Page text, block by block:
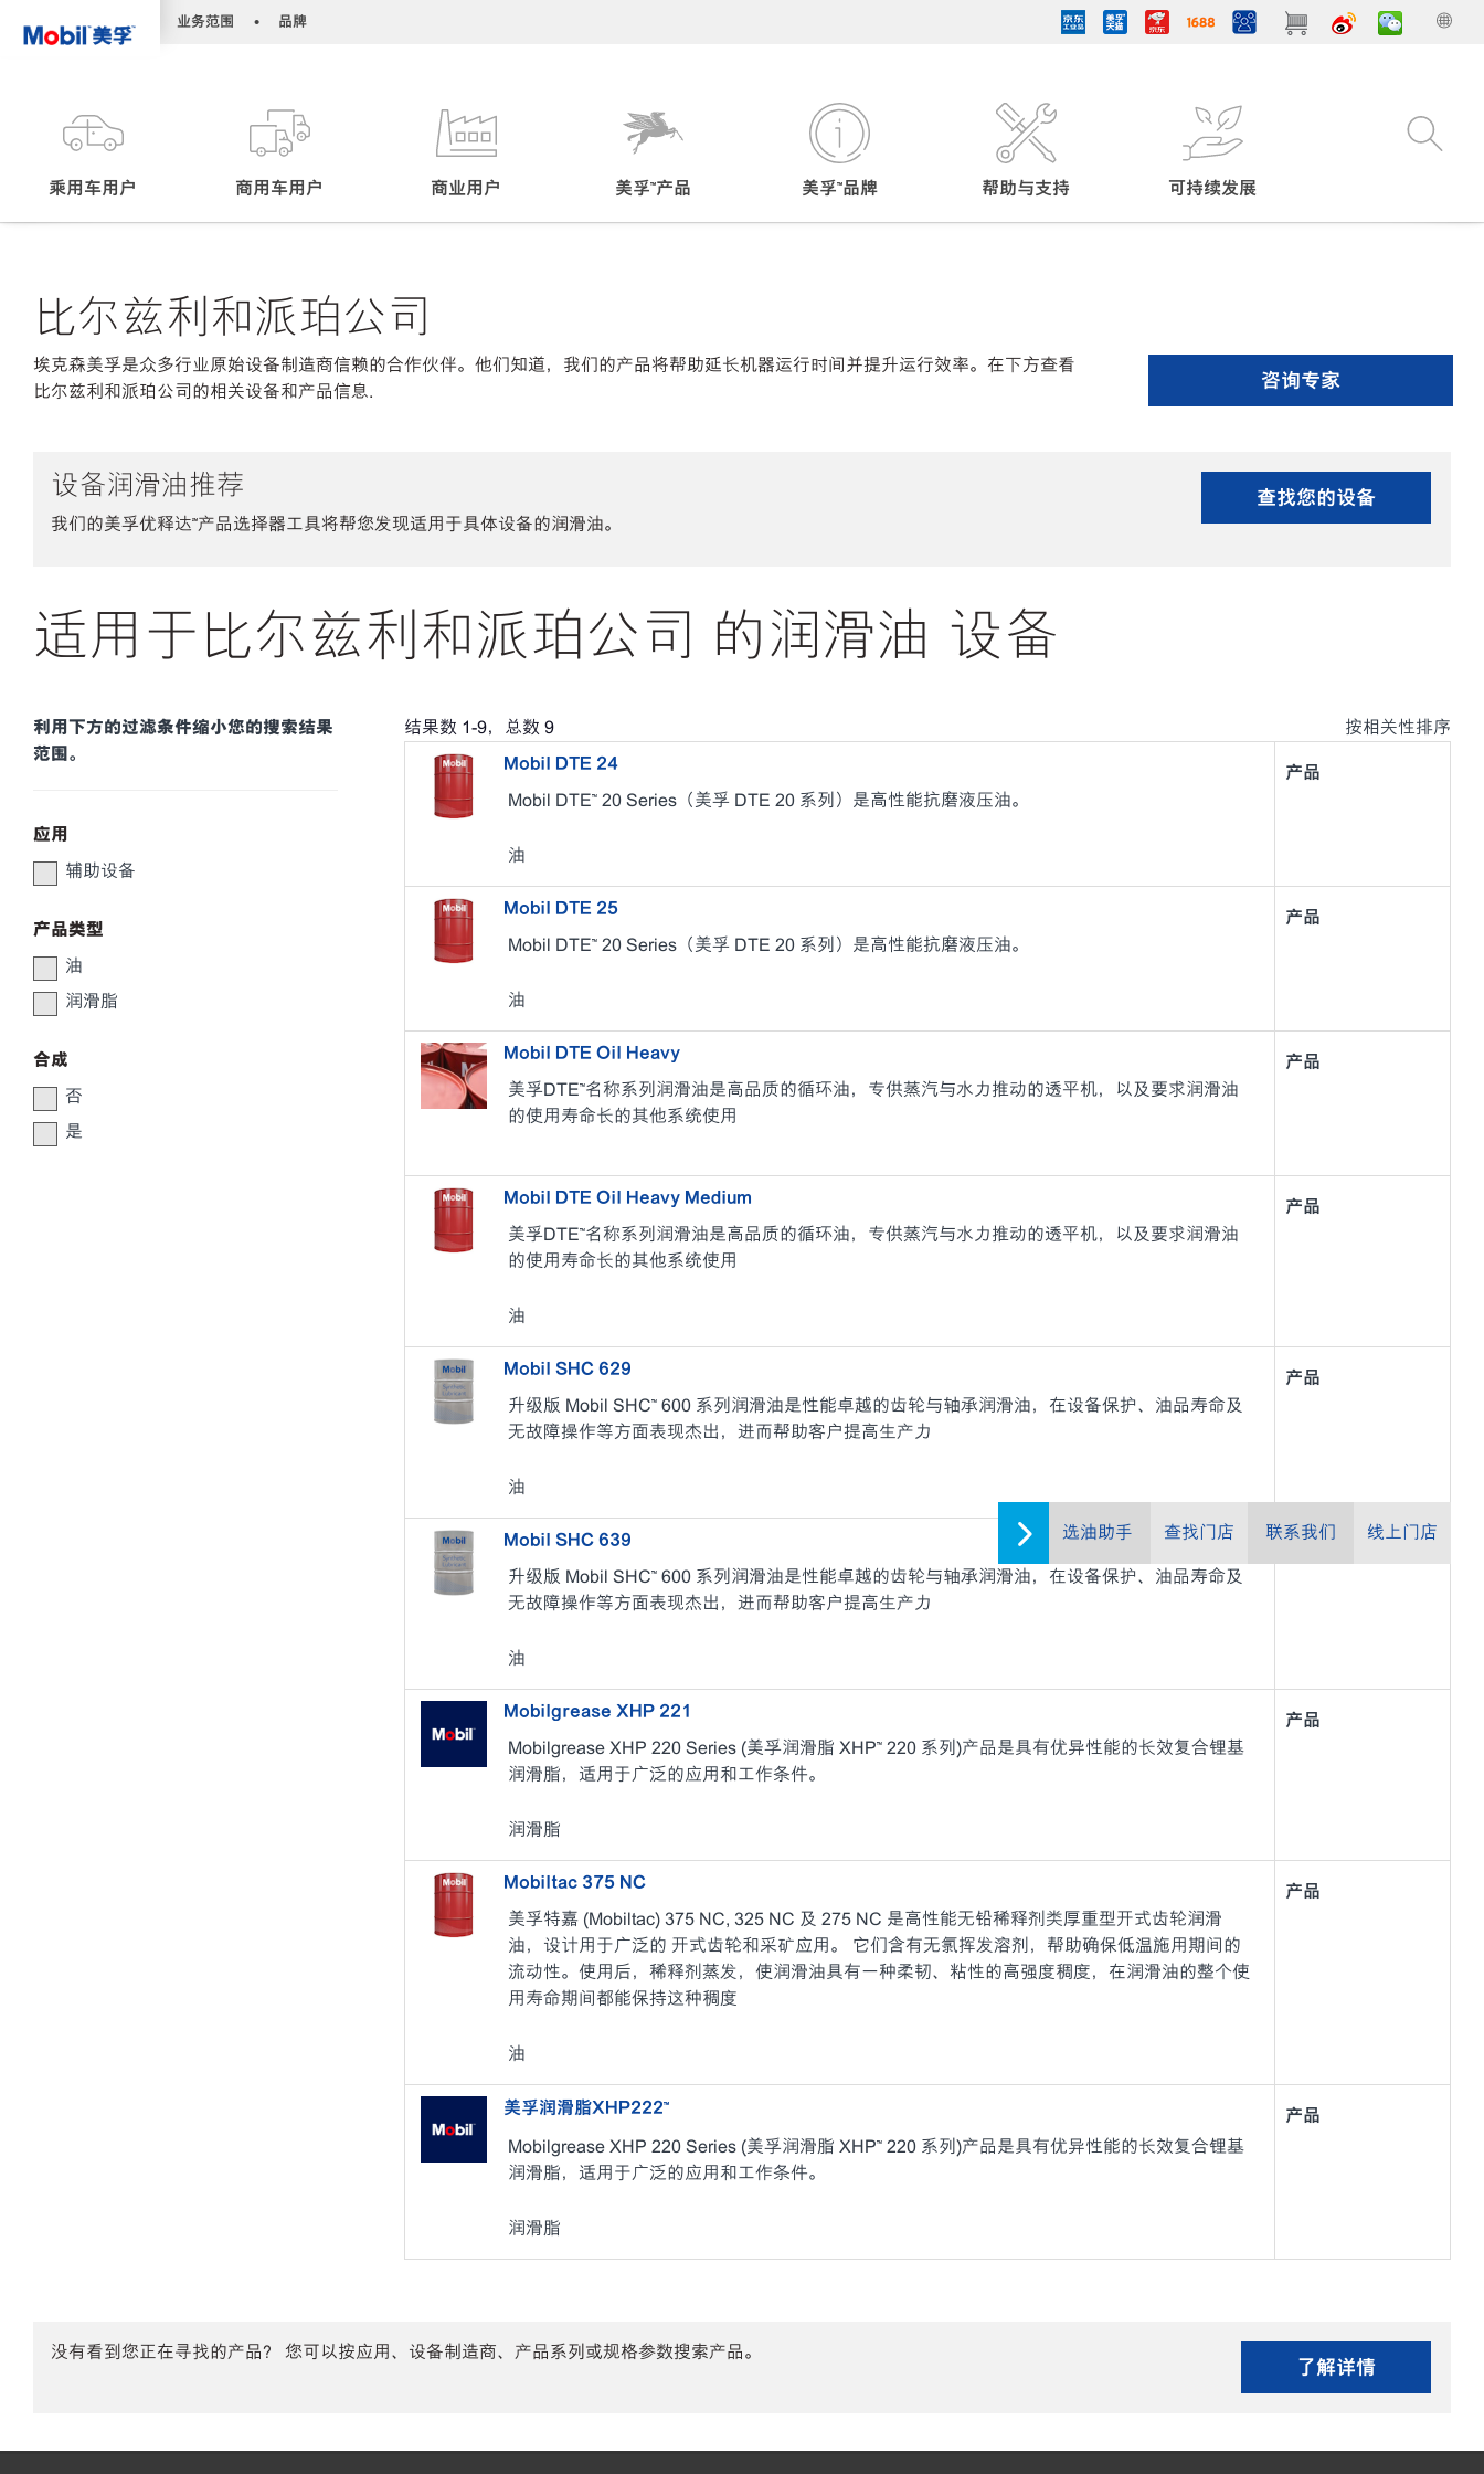
业务范围 • 品牌
乘用车用户 商用车用户 商业用户 美孚™产品 美孚™品牌 帮助与支持 可持续发展
选油助手 查找门店 联系我们 线上门店
比尔兹利和派珀公司
埃克森美孚是众多行业原始设备制造商信赖的合作伙伴。他们知道，我们的产品将帮助延长机器运行时间并提升运行效率。在下方查看
比尔兹利和派珀公司的相关设备和产品信息.
咨询专家
设备润滑油推荐
我们的美孚优释达℠产品选择器工具将帮您发现适用于具体设备的润滑油。
查找您的设备
适用于比尔兹利和派珀公司 的润滑油 设备
利用下方的过滤条件缩小您的搜索结果
范围。
应用
辅助设备
产品类型
油
润滑脂
合成
否
是
结果数 1-9，总数 9 按相关性排序
Mobil DTE 24
Mobil DTE™ 20 Series（美孚 DTE 20 系列）是高性能抗磨液压油。
油
产品
Mobil DTE 25
Mobil DTE™ 20 Series（美孚 DTE 20 系列）是高性能抗磨液压油。
油
产品
Mobil DTE Oil Heavy
美孚DTE™名称系列润滑油是高品质的循环油，专供蒸汽与水力推动的透平机，以及要求润滑油
的使用寿命长的其他系统使用
产品
Mobil DTE Oil Heavy Medium
美孚DTE™名称系列润滑油是高品质的循环油，专供蒸汽与水力推动的透平机，以及要求润滑油
的使用寿命长的其他系统使用
油
产品
Mobil SHC 629
升级版 Mobil SHC™ 600 系列润滑油是性能卓越的齿轮与轴承润滑油，在设备保护、油品寿命及
无故障操作等方面表现杰出，进而帮助客户提高生产力
油
产品
Mobil SHC 639
升级版 Mobil SHC™ 600 系列润滑油是性能卓越的齿轮与轴承润滑油，在设备保护、油品寿命及
无故障操作等方面表现杰出，进而帮助客户提高生产力
油
Mobilgrease XHP 221
Mobilgrease XHP 220 Series (美孚润滑脂 XHP™ 220 系列)产品是具有优异性能的长效复合锂基
润滑脂，适用于广泛的应用和工作条件。
润滑脂
产品
Mobiltac 375 NC
美孚特嘉 (Mobiltac) 375 NC, 325 NC 及 275 NC 是高性能无铅稀释剂类厚重型开式齿轮润滑
油，设计用于广泛的 开式齿轮和采矿应用。 它们含有无氯挥发溶剂，帮助确保低温施用期间的
流动性。使用后，稀释剂蒸发，使润滑油具有一种柔韧、粘性的高强度稠度，在润滑油的整个使
用寿命期间都能保持这种稠度
油
产品
美孚润滑脂XHP222™
Mobilgrease XHP 220 Series (美孚润滑脂 XHP™ 220 系列)产品是具有优异性能的长效复合锂基
润滑脂，适用于广泛的应用和工作条件。
润滑脂
产品
没有看到您正在寻找的产品？ 您可以按应用、设备制造商、产品系列或规格参数搜索产品。
了解详情